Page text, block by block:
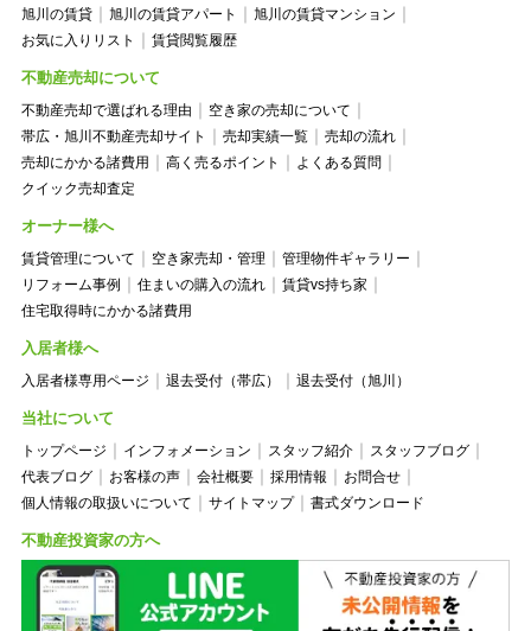
旭川の賃貸
旭川の賃貸アパート
旭川の賃貸マンション
お気に入りリスト
賃貸閲覧履歴
不動産売却について
不動産売却で選ばれる理由
空き家の売却について
帯広・旭川不動産売却サイト
売却実績一覧
売却の流れ
売却にかかる諸費用
高く売るポイント
よくある質問
クイック売却査定
オーナー様へ
賃貸管理について 空き家売却・管理
管理物件ギャラリー
リフォーム事例
住まいの購入の流れ
賃貸vs持ち家
住宅取得時にかかる諸費用
入居者様へ
入居者様専用ページ 退去受付（帯広） 退去受付（旭川）
当社について
トップページ インフォメーション スタッフ紹介
スタッフブログ
代表ブログ
お客様の声 会社概要 採用情報
お問合せ
個人情報の取扱いについて
サイトマップ 書式ダウンロード
不動産投資家の方へ